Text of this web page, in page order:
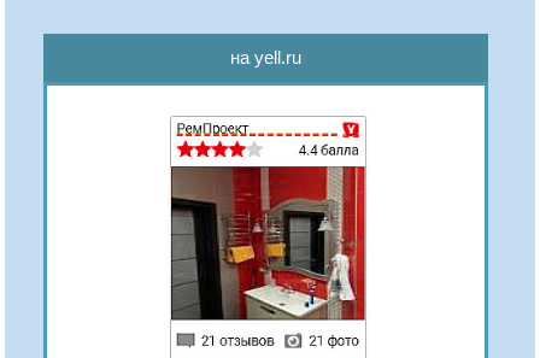
на yell.ru